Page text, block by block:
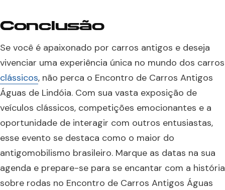
Conclusão
Se você é apaixonado por carros antigos e deseja
vivenciar uma experiência única no mundo dos carros
clássicos, não perca o Encontro de Carros Antigos
Águas de Lindóia. Com sua vasta exposição de
veículos clássicos, competições emocionantes e a
oportunidade de interagir com outros entusiastas,
esse evento se destaca como o maior do
antigomobilismo brasileiro. Marque as datas na sua
agenda e prepare-se para se encantar com a história
sobre rodas no Encontro de Carros Antigos Águas